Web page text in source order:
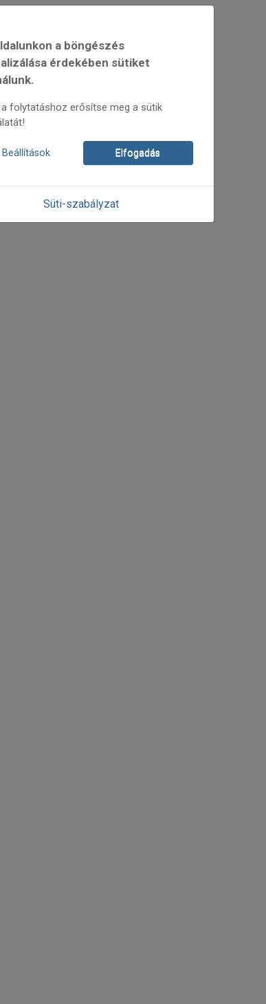
a böngészés
érdekében sütiket
a folytatáshoz erősítse meg a sütik
Beállítások Elfogadás
Süti-szabályzat